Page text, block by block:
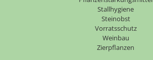
Stallhygiene
Steinobst
Vorratsschutz
Weinbau
Zierpflanzen